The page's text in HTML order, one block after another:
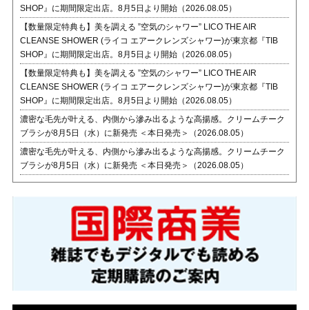
SHOP』に期間限定出店。8月5日より開始（2026.08.05）
【数量限定特典も】美を調える ”空気のシャワー” LICO THE AIR
CLEANSE SHOWER (ライコ エアークレンズシャワー)が東京都『TIB
SHOP』に期間限定出店。8月5日より開始（2026.08.05）
【数量限定特典も】美を調える ”空気のシャワー” LICO THE AIR
CLEANSE SHOWER (ライコ エアークレンズシャワー)が東京都『TIB
SHOP』に期間限定出店。8月5日より開始（2026.08.05）
濃密な毛先が叶える、内側から滲み出るような高揚感。クリームチーク
ブラシが8月5日（水）に新発売 ＜本日発売＞（2026.08.05）
濃密な毛先が叶える、内側から滲み出るような高揚感。クリームチーク
ブラシが8月5日（水）に新発売 ＜本日発売＞（2026.08.05）